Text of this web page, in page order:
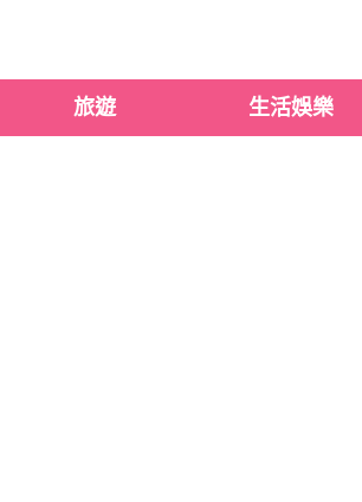
旅遊 生活娛樂